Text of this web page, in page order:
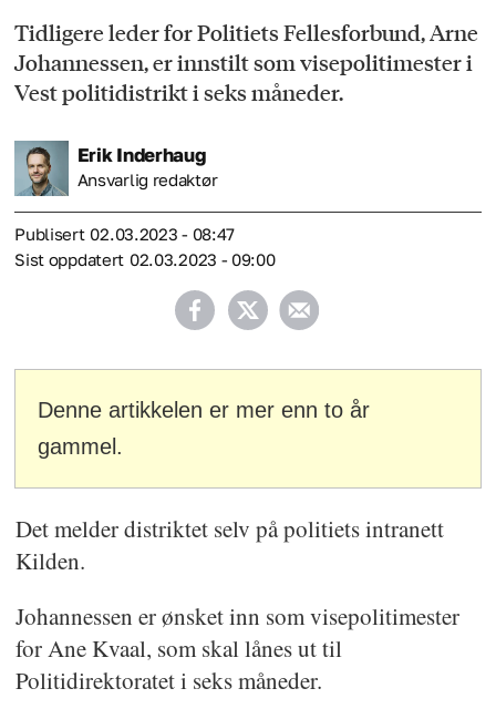
Tidligere leder for Politiets Fellesforbund, Arne
Johannessen, er innstilt som visepolitimester i
Vest politidistrikt i seks måneder.
Erik Inderhaug
Ansvarlig redaktør
Publisert
02.03.2023 - 08:47
Sist oppdatert
02.03.2023 - 09:00
Denne artikkelen er mer enn to år
gammel.
Det melder distriktet selv på politiets intranett
Kilden.
Johannessen er ønsket inn som visepolitimester
for Ane Kvaal, som skal lånes ut til
Politidirektoratet i seks måneder.